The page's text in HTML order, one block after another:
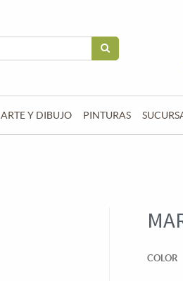
ARTE Y DIBUJO PINTURAS
COLOR